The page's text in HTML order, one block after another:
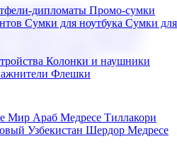
дипломаты Промо-сумки
Сумки для ноутбука Сумки для
Колонки и наушники
Флешки
Кошельки
Наборы с аккумуляторами
Наборы с ежедневниками
Чайные наборы
Мир Араб Медресе Тиллакори
Узбекистан Шердор Медресе